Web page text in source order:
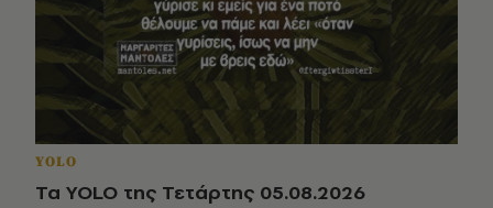
YOLO
Τα YOLO της Τετάρτης 05.08.2026